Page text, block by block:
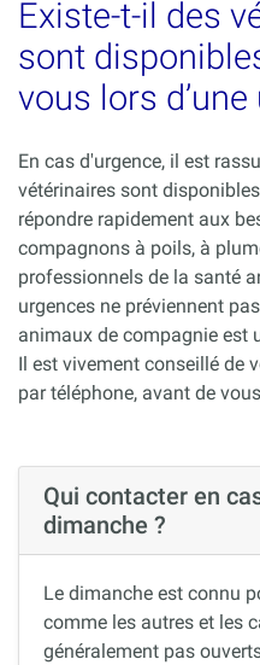
Existe-t-il des
sont
vous lors d’une
En cas d'urgence, il est
vétérinaires sont
répondre rapidement aux
compagnons à poils, à
professionnels de la santé
urgences ne préviennent
animaux de compagnie est
Il est vivement conseillé de
par téléphone, avant de
Qui contacter en
dimanche ?
Le dimanche est connu
comme les autres et les
généralement pas